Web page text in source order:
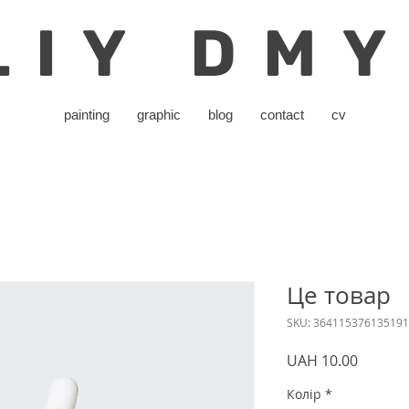
painting graphic blog contact cv
Це товар
SKU: 364115376135191
UAH 10.00Price
Колір *